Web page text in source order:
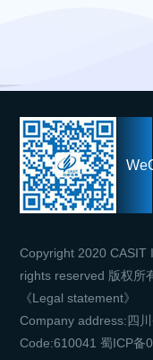
Copyright 2020 CASIT
rights reserved 版权所
《Legal statement》
Company address:四
Code:610041蜀ICP备